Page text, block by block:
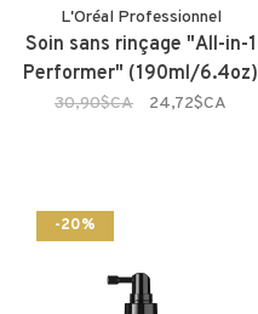
L'Oréal Professionnel
Soin sans rinçage "All-in-1
Performer" (190ml/6.4oz)
30,90$CA 24,72$CA
-20%